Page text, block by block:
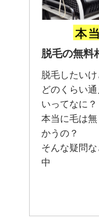
脱毛の無料
脱毛したいけ
どのくらい
いってなに？
本当に毛は
かうの？
そんな疑問
中